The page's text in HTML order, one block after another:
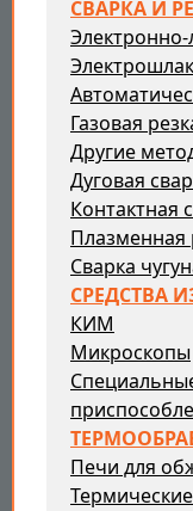
СВАРКА И
Электронно-
Газовая
Другие
Дуговая
Контактная
Плазменная
Сварка
СРЕДСТВА
КИМ
Микроскопы
Печи для